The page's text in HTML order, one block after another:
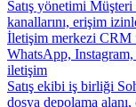
Satış yönetimi Müşteri
kanallarını, erişim
İletişim merkezi CRM
WhatsApp, Instagram,
iletişim
Satış ekibi iş birliği
dosya depolama